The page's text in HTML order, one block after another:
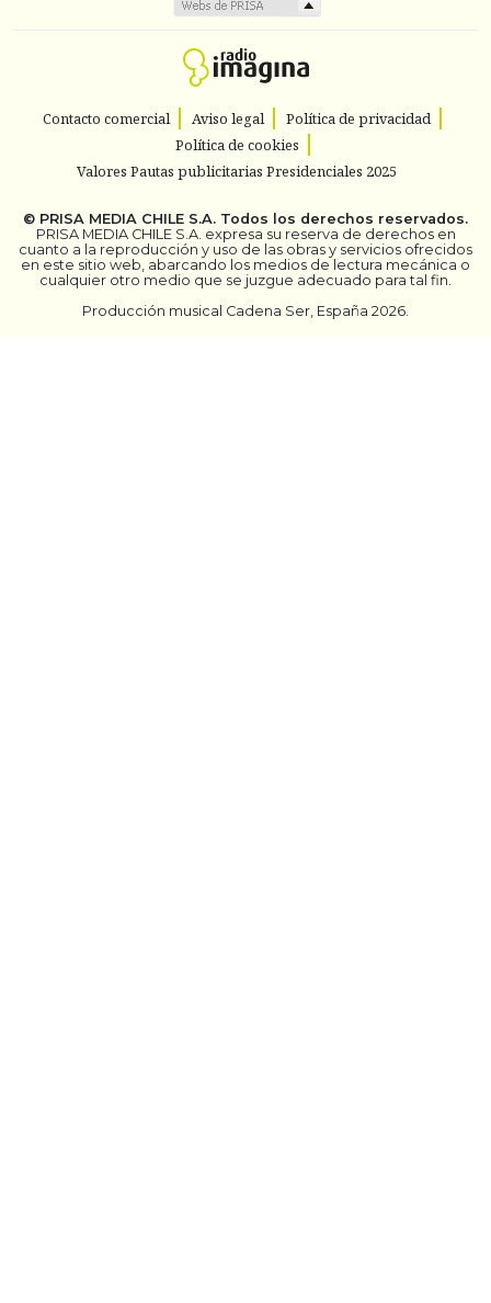
Contacto comercial Aviso legal
Política de privacidad
Política de cookies
Valores Pautas publicitarias Presidenciales 2025
© PRISA MEDIA CHILE S.A. Todos los derechos reservados.
PRISA MEDIA CHILE S.A. expresa su reserva de derechos en
cuanto a la reproducción y uso de las obras y servicios ofrecidos
en este sitio web, abarcando los medios de lectura mecánica o
cualquier otro medio que se juzgue adecuado para tal fin.
Producción musical Cadena Ser, España 2026.